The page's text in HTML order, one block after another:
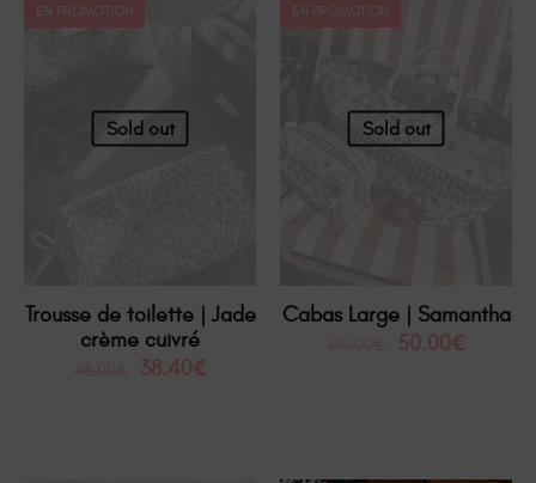
EN PROMOTION
Sold out
Trousse de toilette | Jade
crème cuivré
38.40€
EN PROMOTION
Sold out
Cabas Large | Samantha
50.00€